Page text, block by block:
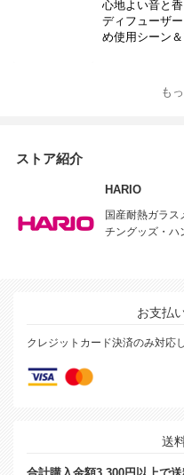
心地よい音と
ディフューザ
め使用シーン
も
ストア紹介
HARIO
国産耐熱ガラス
チングッズ・ハ
お支払
クレジットカード決済のみ対応
送